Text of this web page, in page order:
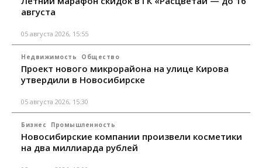
августа
05 августа 2026, 15:55
Недвижимость Общество
Проект нового микрорайона на улице Кирова
утвердили в Новосибирске
05 августа 2026, 15:30
Бизнес Промышленность
Новосибирские компании произвели косметики
на два миллиарда рублей